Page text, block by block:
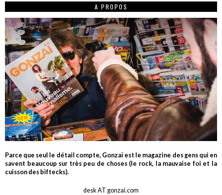
A PROPOS
Parce que seul le détail compte, Gonzaï est le magazine des gens qui en
savent beaucoup sur très peu de choses (le rock, la mauvaise foi et la
cuisson des biftecks).
desk AT gonzai.com